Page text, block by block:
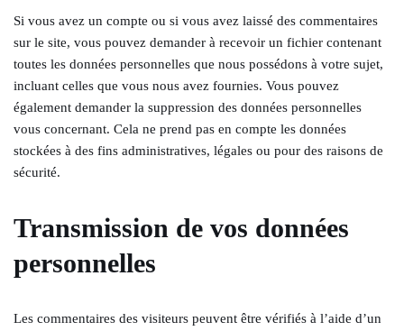
Si vous avez un compte ou si vous avez laissé des commentaires
sur le site, vous pouvez demander à recevoir un fichier contenant
toutes les données personnelles que nous possédons à votre sujet,
incluant celles que vous nous avez fournies. Vous pouvez
également demander la suppression des données personnelles
vous concernant. Cela ne prend pas en compte les données
stockées à des fins administratives, légales ou pour des raisons de
sécurité.
Transmission de vos données
personnelles
Les commentaires des visiteurs peuvent être vérifiés à l’aide d’un